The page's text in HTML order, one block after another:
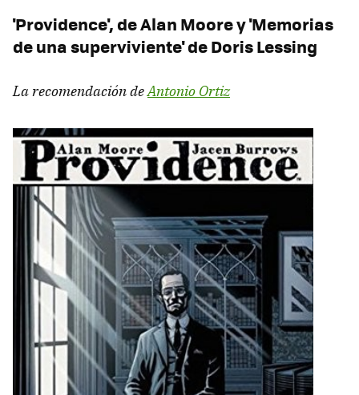
'Providence', de Alan Moore y 'Memorias
de una superviviente' de Doris Lessing
La recomendación deAntonio Ortiz